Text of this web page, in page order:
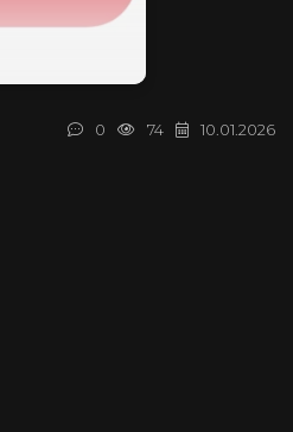
10.01.2026
74
0